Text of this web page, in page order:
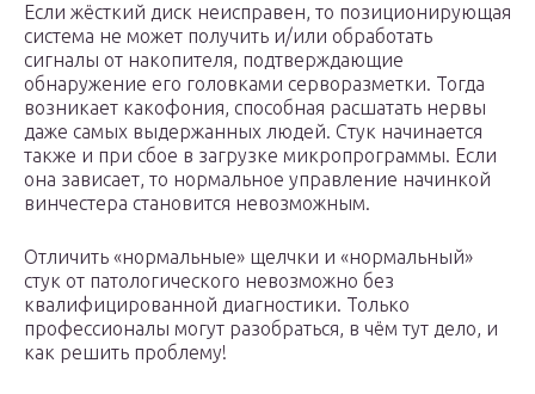
Если жёсткий диск неисправен, то позиционирующая
система не может получить и/или обработать
сигналы от накопителя, подтверждающие
обнаружение его головками серворазметки. Тогда
возникает какофония, способная расшатать нервы
даже самых выдержанных людей. Стук начинается
также и при сбое в загрузке микропрограммы. Если
она зависает, то нормальное управление начинкой
винчестера становится невозможным.
Отличить «нормальные» щелчки и «нормальный»
стук от патологического невозможно без
квалифицированной диагностики. Только
профессионалы могут разобраться, в чём тут дело, и
как решить проблему!